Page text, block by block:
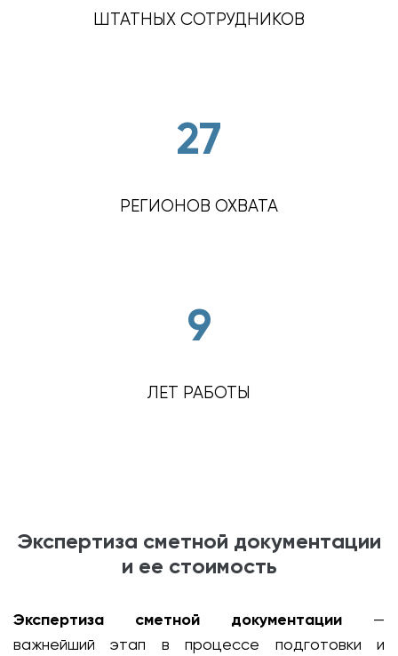
ШТАТНЫХ СОТРУДНИКОВ
27
РЕГИОНОВ ОХВАТА
9
ЛЕТ РАБОТЫ
Экспертиза сметной документации
и ее стоимость
Экспертиза сметной документации —
важнейший этап в процессе подготовки и